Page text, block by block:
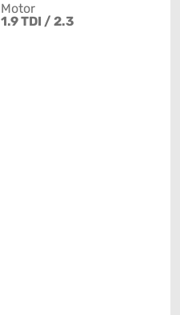
Motor
1.9 TDI / 2.3